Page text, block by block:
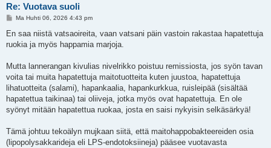
Re: Vuotava suoli
V
e
t
Ma Huhti 06, 2026 4:43 pm
En saa niistä vatsaoireita, vaan vatsani päin vastoin rakastaa hapatettuja
ruokia ja myös happamia marjoja.
Mutta lannerangan kivulias nivelrikko poistuu remissiosta, jos syön tavan
voita tai muita hapatettuja maitotuotteita kuten juustoa, hapatettuja
lihatuotteita (salami), hapankaalia, hapankurkkua, ruisleipää (sisältää
hapatettua taikinaa) tai oliiveja, jotka myös ovat hapatettuja. En ole
syönyt mitään hapatettua ruokaa, josta en saisi nykyisin selkäsärkyä!
Tämä johtuu tekoälyn mujkaan siitä, että maitohappobakteereiden osia
(lipopolysakkarideja eli LPS-endotoksiineja) pääsee vuotavasta